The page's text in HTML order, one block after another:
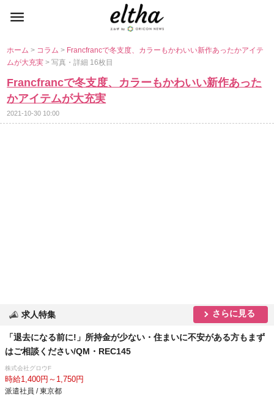
ホーム> コラム> Francfrancで冬支度、カラーもかわいい新作あったかアイテ
ムが大充実> 写真・詳細 16枚目
Francfrancで冬支度、カラーもかわいい新作あった
かアイテムが大充実
2021-10-30 10:00
求人特集 さらに見る
「退去になる前に!」所持金が少ない・住まいに不安がある方もまず
はご相談ください/QM・REC145
株式会社グロウF
時給1,400円～1,750円
派遣社員 / 東京都